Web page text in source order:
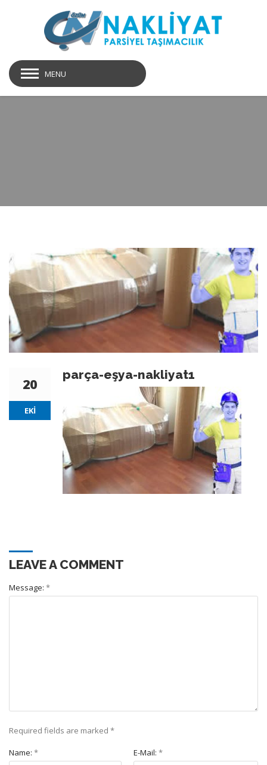
MENU
20
EKI
parça-eşya-nakliyat1
LEAVE A COMMENT
Message: *
Required fields are marked *
Name: * E-Mail: *